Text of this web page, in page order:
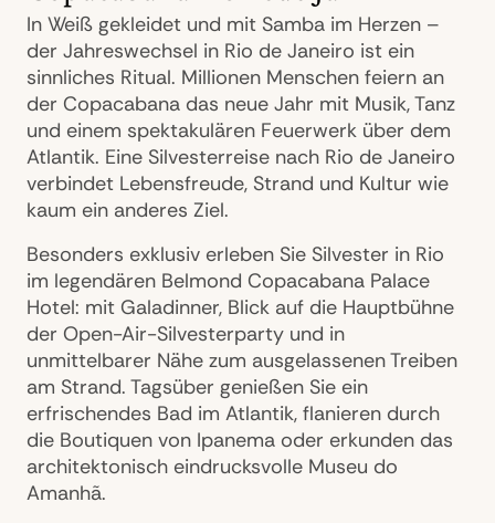
In Weiß gekleidet und mit Samba im Herzen –
der Jahreswechsel in Rio de Janeiro ist ein
sinnliches Ritual. Millionen Menschen feiern an
der Copacabana das neue Jahr mit Musik, Tanz
und einem spektakulären Feuerwerk über dem
Atlantik. Eine Silvesterreise nach Rio de Janeiro
verbindet Lebensfreude, Strand und Kultur wie
kaum ein anderes Ziel.
Besonders exklusiv erleben Sie Silvester in Rio
im legendären Belmond Copacabana Palace
Hotel: mit Galadinner, Blick auf die Hauptbühne
der Open-Air-Silvesterparty und in
unmittelbarer Nähe zum ausgelassenen Treiben
am Strand. Tagsüber genießen Sie ein
erfrischendes Bad im Atlantik, flanieren durch
die Boutiquen von Ipanema oder erkunden das
architektonisch eindrucksvolle Museu do
Amanhã.